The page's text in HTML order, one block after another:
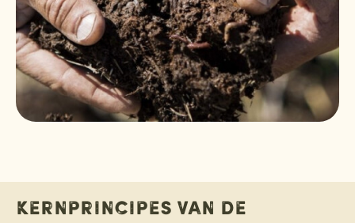
Kernprincipes van de